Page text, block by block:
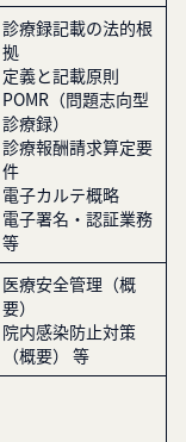
診療録記載の法的根
拠
定義と記載原則
POMR（問題志向型
診療録）
診療報酬請求算定要
件
電子カルテ概略
電子署名・認証業務
等
医療安全管理（概
要）
院内感染防止対策
（概要） 等